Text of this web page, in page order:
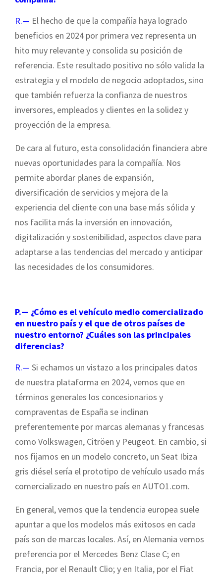
R.— El hecho de que la compañía haya logrado
beneficios en 2024 por primera vez representa un
hito muy relevante y consolida su posición de
referencia. Este resultado positivo no sólo valida la
estrategia y el modelo de negocio adoptados, sino
que también refuerza la confianza de nuestros
inversores, empleados y clientes en la solidez y
proyección de la empresa.
De cara al futuro, esta consolidación financiera abre
nuevas oportunidades para la compañía. Nos
permite abordar planes de expansión,
diversificación de servicios y mejora de la
experiencia del cliente con una base más sólida y
nos facilita más la inversión en innovación,
digitalización y sostenibilidad, aspectos clave para
adaptarse a las tendencias del mercado y anticipar
las necesidades de los consumidores.
P.— ¿Cómo es el vehículo medio comercializado
en nuestro país y el que de otros países de
nuestro entorno? ¿Cuáles son las principales
diferencias?
R.— Si echamos un vistazo a los principales datos
de nuestra plataforma en 2024, vemos que en
términos generales los concesionarios y
compraventas de España se inclinan
preferentemente por marcas alemanas y francesas
como Volkswagen, Citröen y Peugeot. En cambio, si
nos fijamos en un modelo concreto, un Seat Ibiza
gris diésel sería el prototipo de vehículo usado más
comercializado en nuestro país en AUTO1.com.
En general, vemos que la tendencia europea suele
apuntar a que los modelos más exitosos en cada
país son de marcas locales. Así, en Alemania vemos
preferencia por el Mercedes Benz Clase C; en
Francia, por el Renault Clio; y en Italia, por el Fiat